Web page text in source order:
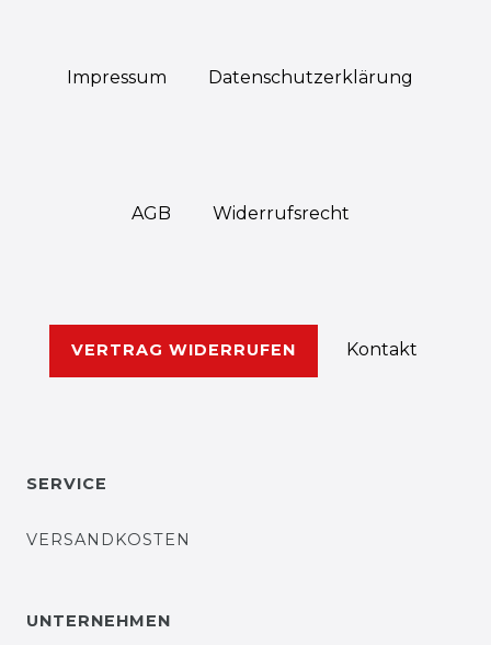
Impressum Daten­schutz­erklärung
AGB Widerrufs­recht
VERTRAG WIDERRUFEN Kontakt
SERVICE
VERSANDKOSTEN
UNTERNEHMEN